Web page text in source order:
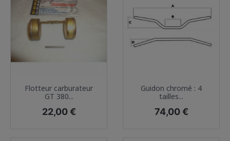
Flotteur carburateur
GT 380...
Prix
22,00 €
Guidon chromé : 4
tailles...
Prix
74,00 €